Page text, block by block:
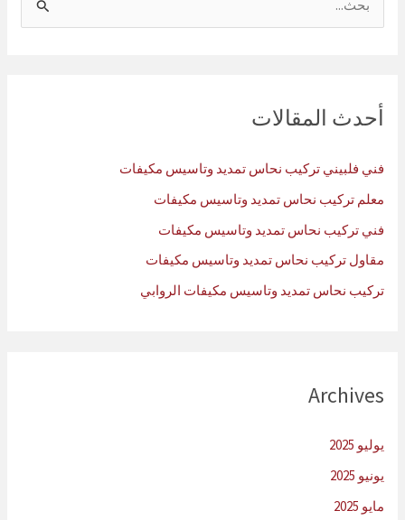
ث
عأحدث المقالات
فني فلبيني تركيب نحاس تمديد وتاسيس مكيفات
معلم تركيب نحاس تمديد وتاسيس مكيفات
فني تركيب نحاس تمديد وتاسيس مكيفات
مقاول تركيب نحاس تمديد وتاسيس مكيفات
تركيب نحاس تمديد وتاسيس مكيفات الروابي
Archives
يوليو 2025
يونيو 2025
مايو 2025